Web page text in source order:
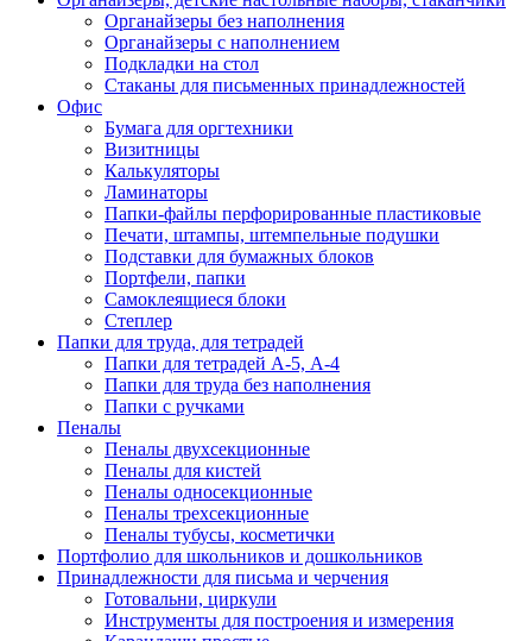
Органайзеры без наполнения
Органайзеры с наполнением
Подкладки на стол
Стаканы для письменных принадлежностей
Офис
Бумага для оргтехники
Визитницы
Калькуляторы
Ламинаторы
Папки-файлы перфорированные пластиковые
Печати, штампы, штемпельные подушки
Подставки для бумажных блоков
Портфели, папки
Самоклеящиеся блоки
Степлер
Папки для труда, для тетрадей
Папки для тетрадей А-5, А-4
Папки для труда без наполнения
Папки с ручками
Пеналы
Пеналы двухсекционные
Пеналы для кистей
Пеналы односекционные
Пеналы трехсекционные
Пеналы тубусы, косметички
Портфолио для школьников и дошкольников
Принадлежности для письма и черчения
Готовальни, циркули
Инструменты для построения и измерения